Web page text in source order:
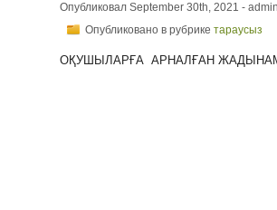
Опубликовал September 30th, 2021 - admin
Опубликовано в рубрике тараусыз
ОҚУШЫЛАРҒА АРНАЛҒАН